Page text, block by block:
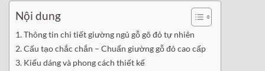
Nội dung
Thông tin chi tiết giường ngủ gỗ gõ đỏ tự nhiên
Cấu tạo chắc chắn – Chuẩn giường gỗ đỏ cao cấp
Kiểu dáng và phong cách thiết kế